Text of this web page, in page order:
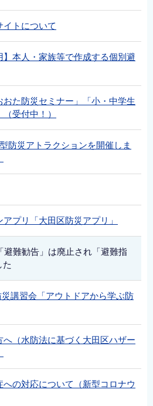
イトについて
】本人・家族等で作成する個別避
おた防災セミナー」「小・中学生
受付中！）
防災アトラクションを開催しま
プリ「大田区防災アプリ」
避難勧告」は廃止され「避難指
た
災講習会「アウトドアから学ぶ防
（水防法に基づく大田区ハザー
の対応について（新型コロナウ